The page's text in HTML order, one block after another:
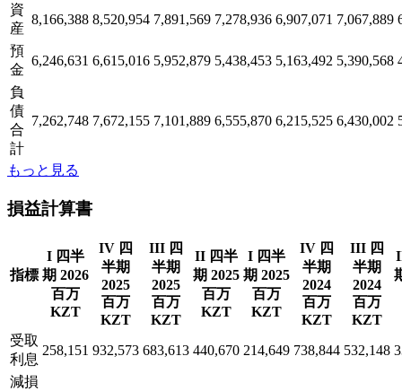
資
産
8,166,388 8,520,954 7,891,569 7,278,936 6,907,071 7,067,889
預
金
6,246,631 6,615,016 5,952,879 5,438,453 5,163,492 5,390,568
負
債
合
計
7,262,748 7,672,155 7,101,889 6,555,870 6,215,525 6,430,002
もっと見る
損益計算書
指標
I 四半
期 2026
百万
KZT
IV 四
半期
2025
百万
KZT
III 四
半期
2025
百万
KZT
II 四半
期 2025
百万
KZT
I 四半
期 2025
百万
KZT
IV 四
半期
2024
百万
KZT
III 四
半期
2024
百万
KZT
受取
利息
258,151 932,573 683,613 440,670 214,649 738,844 532,148
減損